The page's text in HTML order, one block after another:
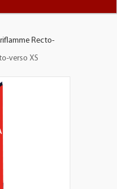
Recto-
verso XS